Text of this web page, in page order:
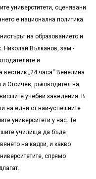
универститети, оценявани
е национална политика.
на образованието и
Николай Вълканов, зам.-
и
вестник „24 часа“ Венелина
Стойчев, ръководител на
учебни заведения. В
на едни от най-успешните
университети у нас. Те
училища да бъде
на кадри, и какво
спрямо